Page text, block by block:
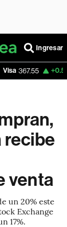
Ingresar
+0.51%
recibe
venta
un 20% este
Exchange
17%.